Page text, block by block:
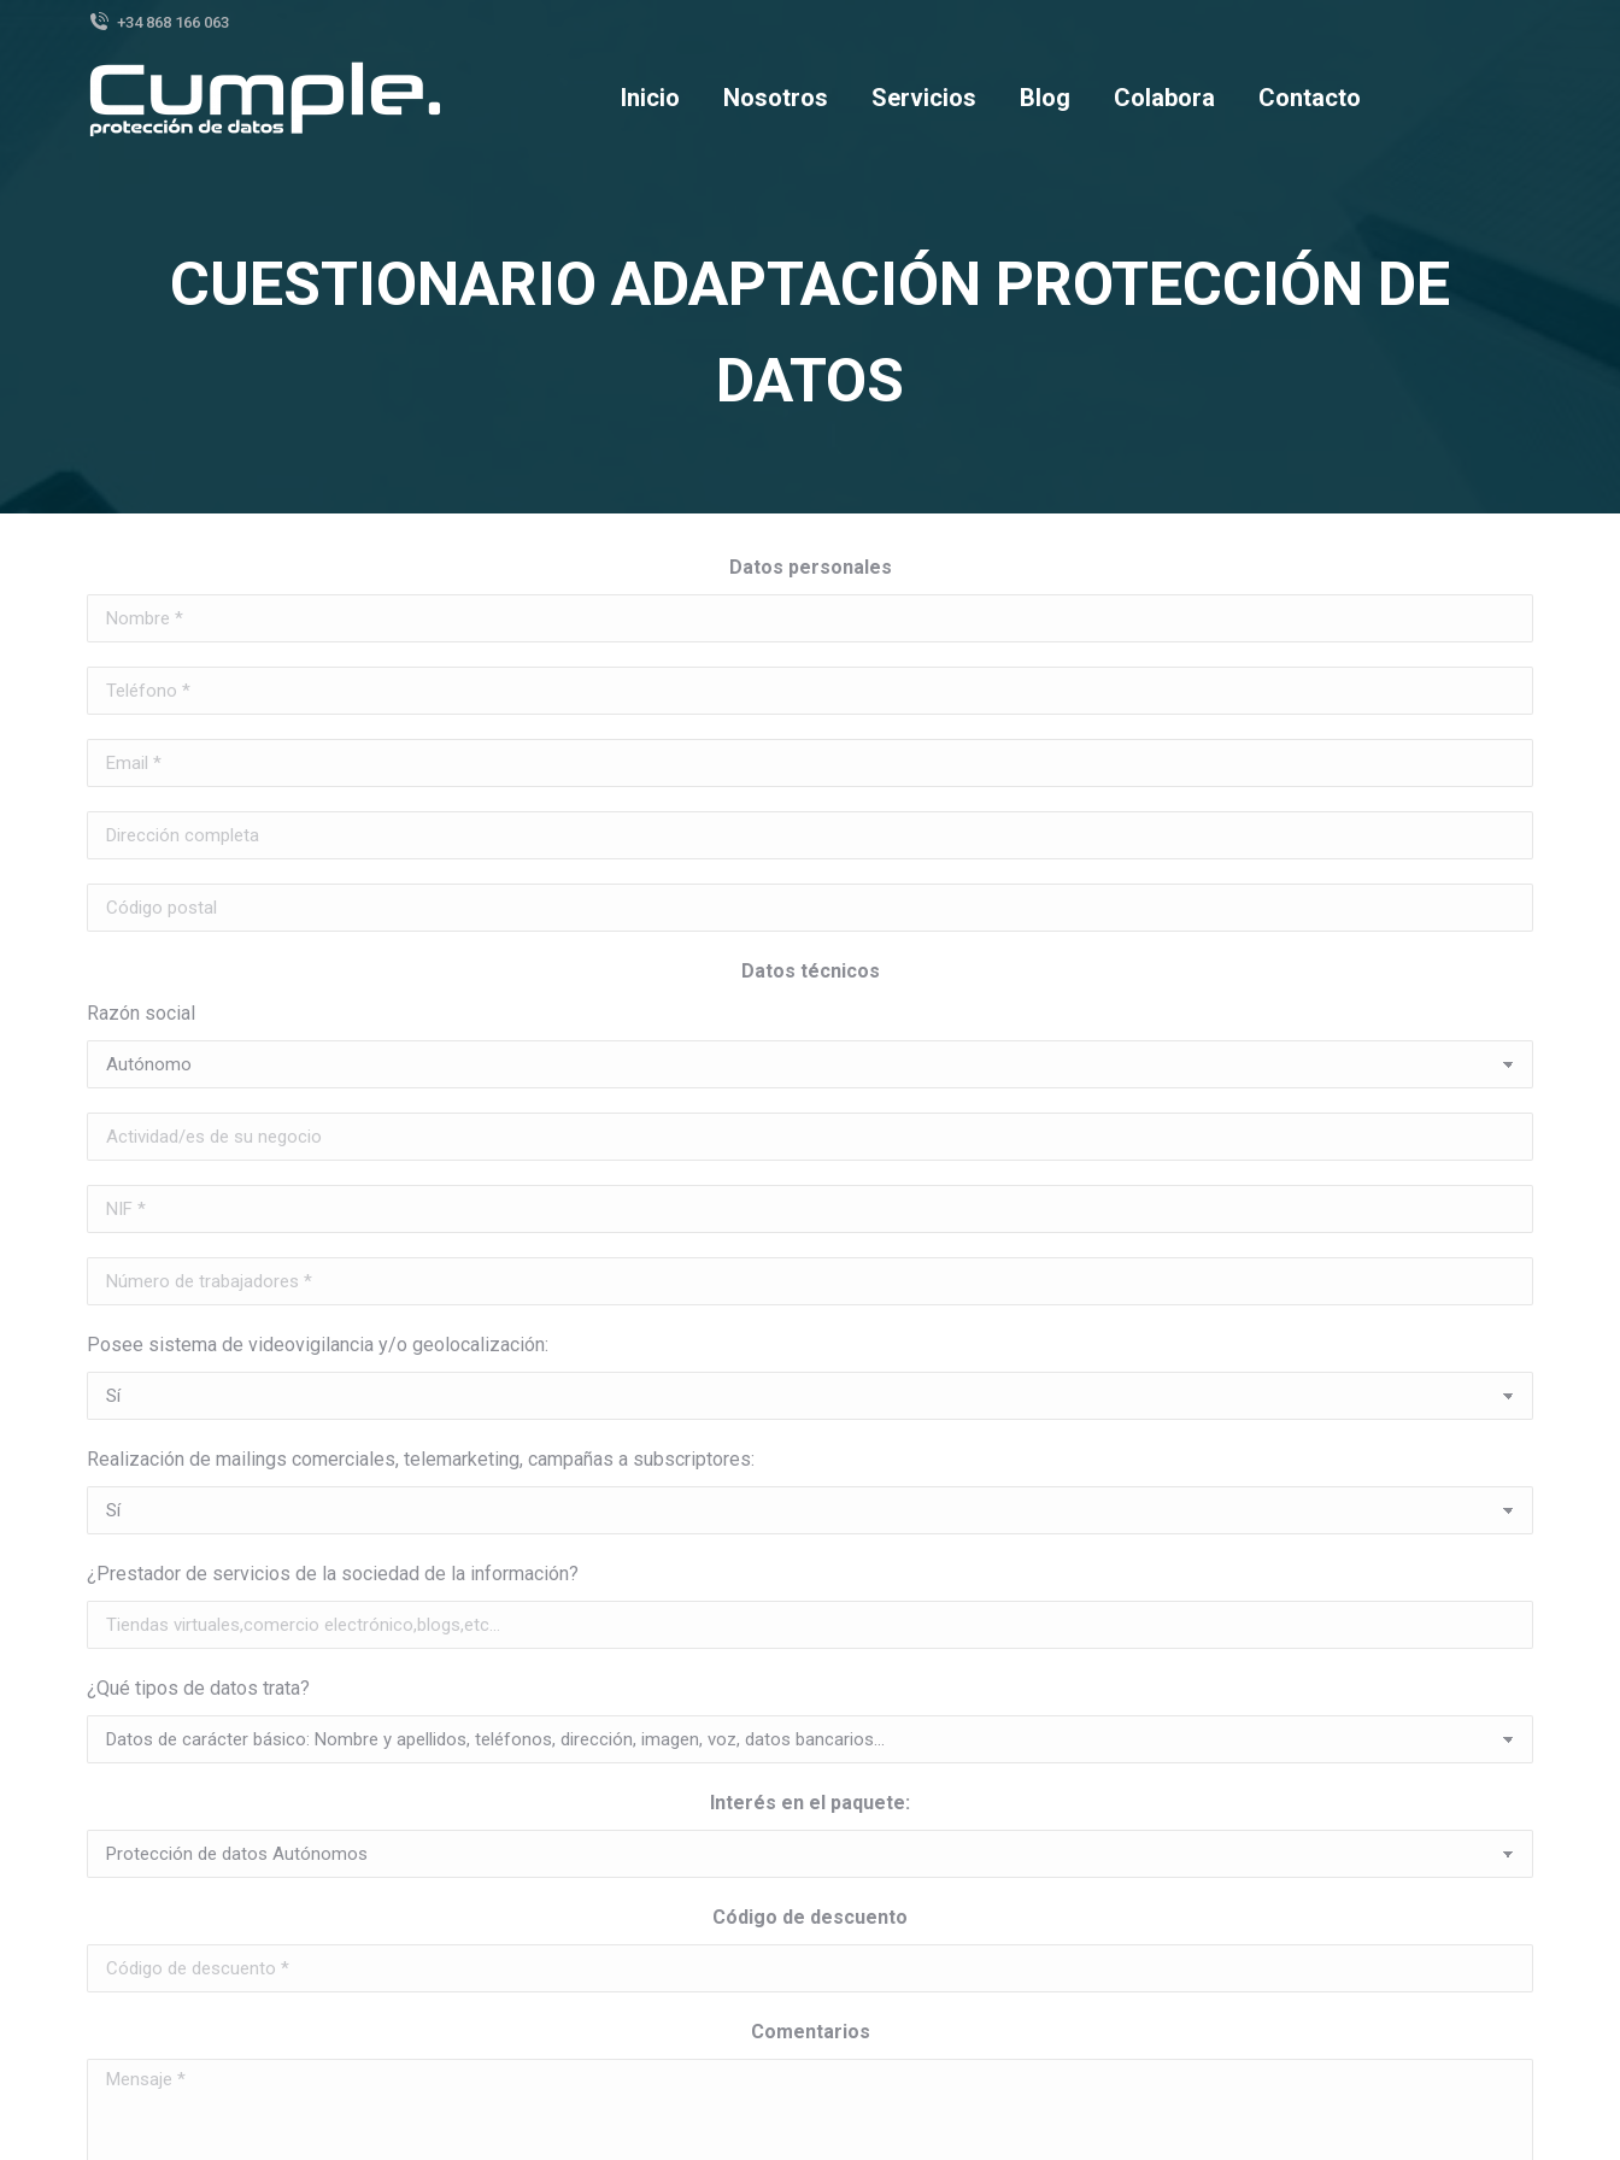
+34 868 166 063
Inicio Nosotros Servicios Blog Colabora Contacto
CUESTIONARIO ADAPTACIÓN PROTECCIÓN DE
DATOS
Datos personales
Datos técnicos
Razón social
Posee sistema de videovigilancia y/o geolocalización:
Realización de mailings comerciales, telemarketing, campañas a subscriptores:
¿Prestador de servicios de la sociedad de la información?
¿Qué tipos de datos trata?
Interés en el paquete:
Código de descuento
Comentarios